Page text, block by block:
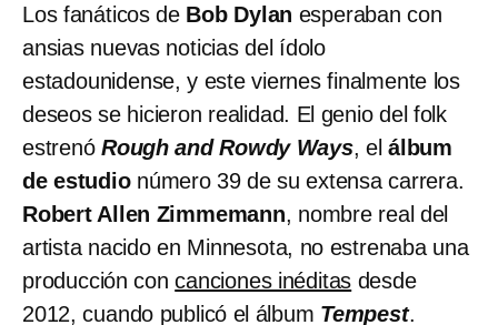
Los fanáticos de Bob Dylan esperaban con
ansias nuevas noticias del ídolo
estadounidense, y este viernes finalmente los
deseos se hicieron realidad. El genio del folk
estrenó Rough and Rowdy Ways, elálbum
de estudionúmero 39 de su extensa carrera.
Robert Allen Zimmemann, nombre real del
artista nacido en Minnesota, no estrenaba una
producción concanciones inéditas desde
2012, cuando publicó el álbum Tempest.